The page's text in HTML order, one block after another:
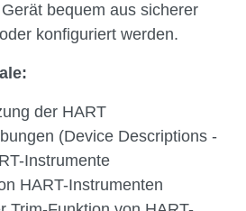
bequem aus sicherer
konfiguriert werden.
der HART
(Device Descriptions -
Instrumente
HART-Instrumenten